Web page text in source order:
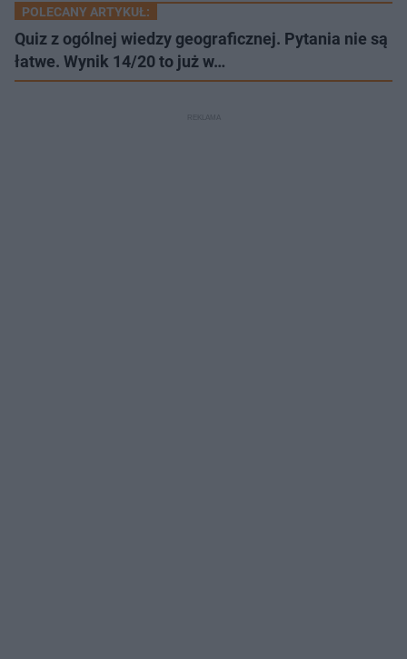
POLECANY ARTYKUŁ:
Quiz z ogólnej wiedzy geograficznej. Pytania nie są
łatwe. Wynik 14/20 to już w…